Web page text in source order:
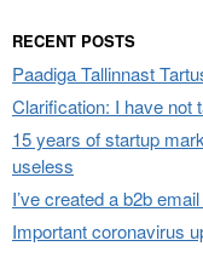
RECENT POSTS
Paadiga Tallinnast
Clarification: I have not
15 years of startup
useless
I’ve created a b2b
Important coronavirus